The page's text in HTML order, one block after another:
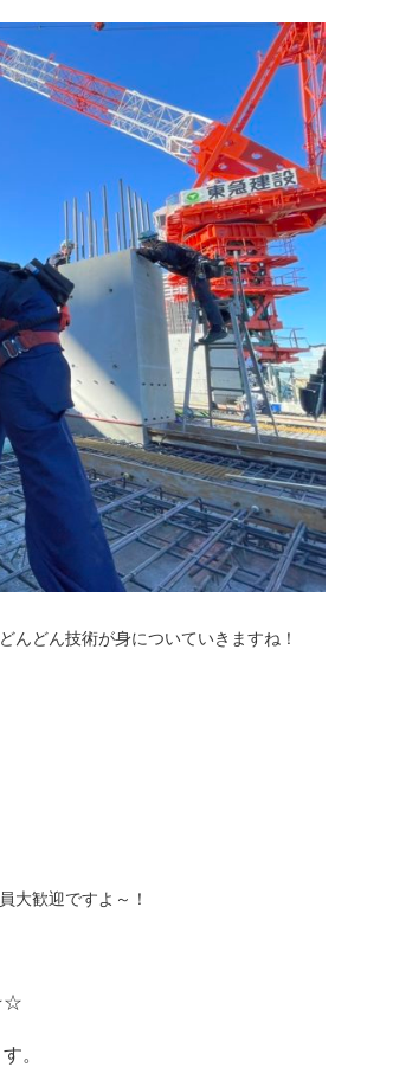
んどん技術が身についていきますね！
大歓迎ですよ～！
。